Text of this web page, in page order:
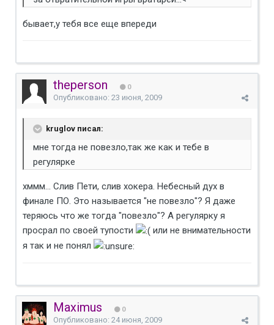
бывает,у тебя все еще впереди
theperson 0
Опубликовано: 23 июня, 2009
kruglov писал:
мне тогда не повезло,так же как и тебе в
регулярке
хммм... Слив Пети, слив хокера. Небесный дух в
финале ПО. Это называется "не повезло"? Я даже
теряюсь что же тогда "повезло"? А регулярку я
просрал по своей тупости
или не внимательности
я так и не понял
Maximus 0
Опубликовано: 24 июня, 2009